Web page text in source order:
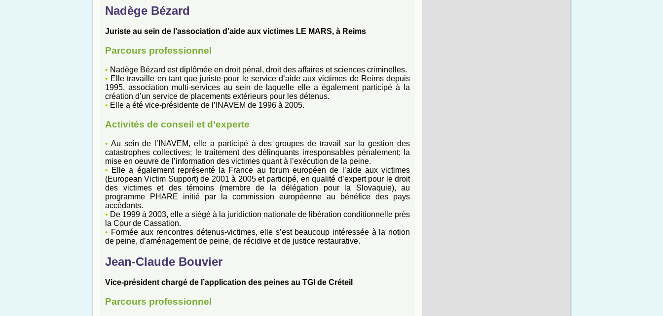
Nadège Bézard
Juriste au sein de l’association d’aide aux victimes LE MARS, à Reims
Parcours professionnel
• Nadège Bézard est diplômée en droit pénal, droit des affaires et sciences criminelles.
• Elle travaille en tant que juriste pour le service d’aide aux victimes de Reims depuis
1995, association multi-services au sein de laquelle elle a également participé à la
création d’un service de placements extérieurs pour les détenus.
• Elle a été vice-présidente de l’INAVEM de 1996 à 2005.
Activités de conseil et d’experte
• Au sein de l’INAVEM, elle a participé à des groupes de travail sur la gestion des
catastrophes collectives; le traitement des délinquants irresponsables pénalement; la
mise en oeuvre de l’information des victimes quant à l’exécution de la peine.
• Elle a également représenté la France au forum européen de l’aide aux victimes
(European Victim Support) de 2001 à 2005 et participé, en qualité d’expert pour le droit
des victimes et des témoins (membre de la délégation pour la Slovaquie), au
programme PHARE initié par la commission européenne au bénéfice des pays
accédants.
• De 1999 à 2003, elle a siégé à la juridiction nationale de libération conditionnelle près
la Cour de Cassation.
• Formée aux rencontres détenus-victimes, elle s’est beaucoup intéressée à la notion
de peine, d’aménagement de peine, de récidive et de justice restaurative.
Jean-Claude Bouvier
Vice-président chargé de l’application des peines au TGI de Créteil
Parcours professionnel